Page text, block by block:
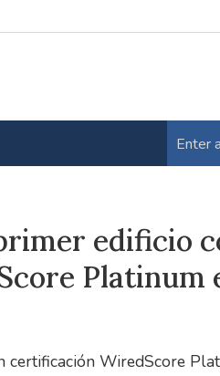
edificio
Platinum
WiredScore